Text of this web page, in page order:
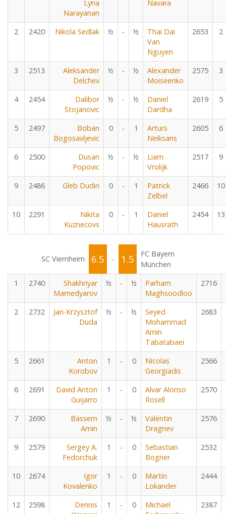
Lyna
Narayanan
Navara
2 2420 Nikola Sedlak ½ - ½
Thai Dai
Van
Nguyen
2653 2
3 2513
Aleksander
Delchev
½ - ½
Alexander
Moiseenko
2575 3
4 2454
Dalibor
Stojanovic
½ - ½
Daniel
Dardha
2619 5
5 2497
Boban
Bogosavljevic
0 - 1
Arturs
Neiksans
2605 6
6 2500
Dusan
Popovic
½ - ½
Liam
Vrolijk
2517 9
9 2486 Gleb Dudin 0 - 1
Patrick
Zelbel
2466 10
10 2291
Nikita
Kuznecovs
0 - 1
Daniel
Hausrath
2454 13
SC Viernheim 6.5 - 1.5
FC Bayern
München
1
2740
Shakhriyar
Mamedyarov
½ - ½
Parham
Maghsoodloo
2716
2 2732
Jan-Krzysztof
Duda
½ - ½
Seyed
Mohammad
Amin
Tabatabaei
2683
5 2661
Anton
Korobov
1 - 0
Nicolas
Georgiadis
2566
6 2691
David Anton
Guijarro
1 - 0
Alvar Alonso
Rosell
2570
7 2690
Bassem
Amin
½ - ½
Valentin
Dragnev
2576
9 2579
Sergey A.
Fedorchuk
1 - 0
Sebastian
Bogner
2532
10 2674
Igor
Kovalenko
1 - 0
Martin
Lokander
2444
12 2598
Dennis
1 - 0
Michael
2387